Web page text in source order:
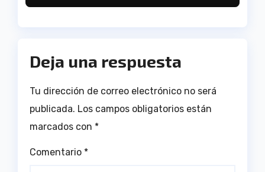
Deja una respuesta
Tu dirección de correo electrónico no será
publicada. Los campos obligatorios están
marcados con *
Comentario *